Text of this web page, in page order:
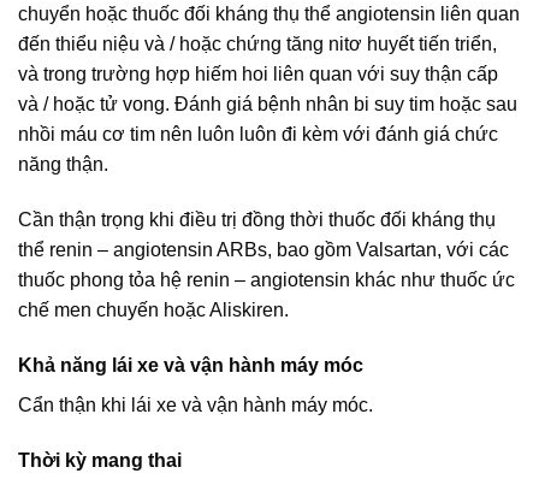
chuyển hoặc thuốc đối kháng thụ thể angiotensin liên quan
đến thiểu niệu và / hoặc chứng tăng nitơ huyết tiến triển,
và trong trường hợp hiếm hoi liên quan với suy thận cấp
và / hoặc tử vong. Đánh giá bệnh nhân bi suy tim hoặc sau
nhồi máu cơ tim nên luôn luôn đi kèm với đánh giá chức
năng thận.
Cần thận trọng khi điều trị đồng thời thuốc đối kháng thụ
thể renin – angiotensin ARBs, bao gồm Valsartan, với các
thuốc phong tỏa hệ renin – angiotensin khác như thuốc ức
chế men chuyến hoặc Aliskiren.
Khả năng lái xe và vận hành máy móc
Cẩn thận khi lái xe và vận hành máy móc.
Thời kỳ mang thai